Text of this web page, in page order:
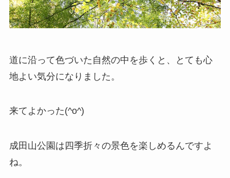
道に沿って色づいた自然の中を歩くと、とても心
地よい気分になりました。
来てよかった(^o^)
成田山公園は四季折々の景色を楽しめるんですよ
ね。